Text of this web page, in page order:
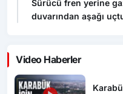
Sürücü fren yerine
duvarından aşağı
Video Haberler